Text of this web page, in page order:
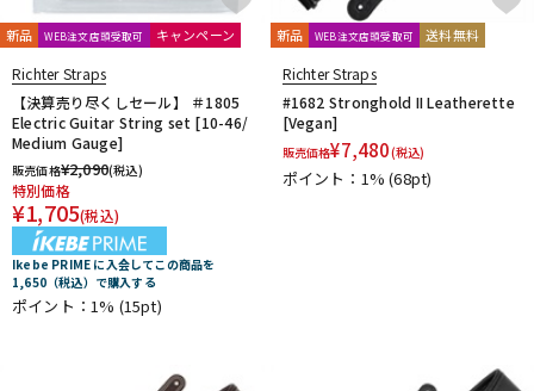
管楽器 その他楽器
アンプ エフェクター
DJ機器 DTM
DTM オンライン納品
新品 WEB注文店頭受取可 キャンペーン
Richter Straps
【決算売り尽くしセール】 ＃1805
Electric Guitar String set [10-46/
Medium Gauge]
販売価格¥2,090(税込)
特別価格
¥1,705(税込)
Ikebe PRIME に入会してこの商品を
1,650（税込）で購入する
ポイント：1% (15pt)
新品 WEB注文店頭受取可 送料無料
Richter Straps
#1682 Stronghold II Leatherette
[Vegan]
販売価格¥7,480(税込)
ポイント：1%(68pt)